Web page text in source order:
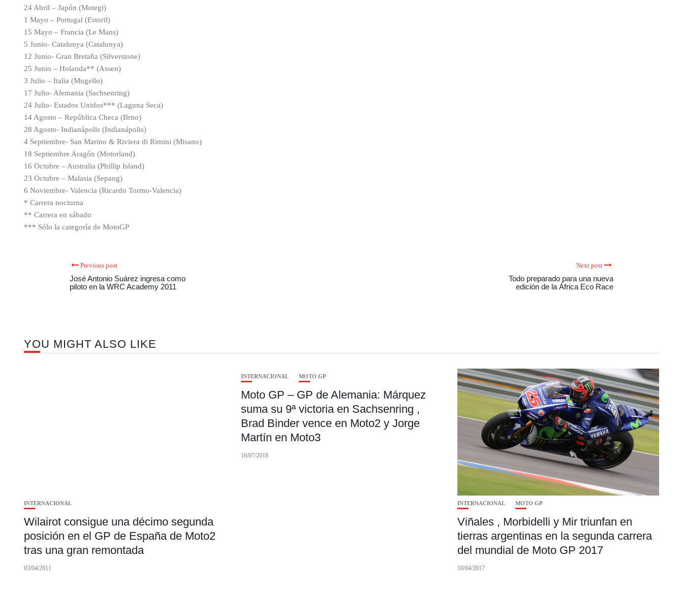
24 Abril – Japón (Motegi)
1 Mayo – Portugal (Estoril)
15 Mayo – Francia (Le Mans)
5 Junio- Catalunya (Catalunya)
12 Junio- Gran Bretaña (Silverstone)
25 Junio – Holanda** (Assen)
3 Julio – Italia (Mugello)
17 Julio- Alemania (Sachsenring)
24 Julio- Estados Unidos*** (Laguna Seca)
14 Agosto – República Checa (Brno)
28 Agosto- Indianápolis (Indianápolis)
4 Septiembre- San Marino & Riviera di Rimini (Misano)
18 Septiembre Aragón (Motorland)
16 Octubre – Australia (Phillip Island)
23 Octubre – Malasia (Sepang)
6 Noviembre- Valencia (Ricardo Tormo-Valencia)
* Carrera nocturna
** Carrera en sábado
*** Sólo la categoría de MotoGP
Previous post
José Antonio Suárez ingresa como
piloto en la WRC Academy 2011
Next post
Todo preparado para una nueva
edición de la África Eco Race
YOU MIGHT ALSO LIKE
INTERNACIONAL
Wilairot consigue una décimo segunda
posición en el GP de España de Moto2
tras una gran remontada
03/04/2011
INTERNACIONAL MOTO GP
Moto GP – GP de Alemania: Márquez
suma su 9ª victoria en Sachsenring ,
Brad Binder vence en Moto2 y Jorge
Martín en Moto3
16/07/2018
INTERNACIONAL MOTO GP
Viñales , Morbidelli y Mir triunfan en
tierras argentinas en la segunda carrera
del mundial de Moto GP 2017
10/04/2017